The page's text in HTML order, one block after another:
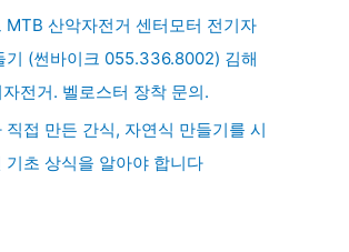
MTB 산악자전거 센터모터 전기자
기 (썬바이크 055.336.8002) 김해
전거. 벨로스터 장착 문의.
직접 만든 간식, 자연식 만들기를 시
기초 상식을 알아야 합니다